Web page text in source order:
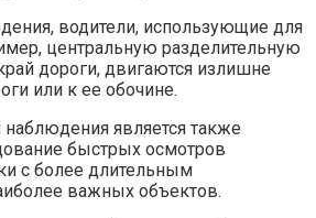
водители, использующие для
центральную разделительную
дороги, двигаются излишне
или к ее обочине.
является также
быстрых осмотров
с более длительным
важных объектов.